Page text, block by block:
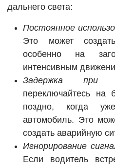
дальнего света:
Постоянное
Это может
особенно на
интенсивным
Задержка при
переключайтесь на
поздно, когда
автомобиль. Это
создать аварийную
Игнорирование
Если водитель